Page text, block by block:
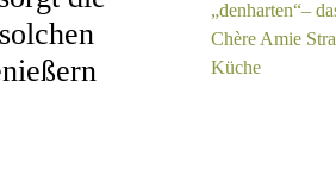
„denharten“–
Chère Amie
Küche